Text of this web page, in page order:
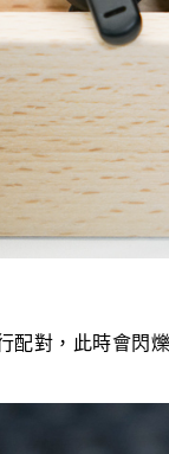
配對，此時會閃